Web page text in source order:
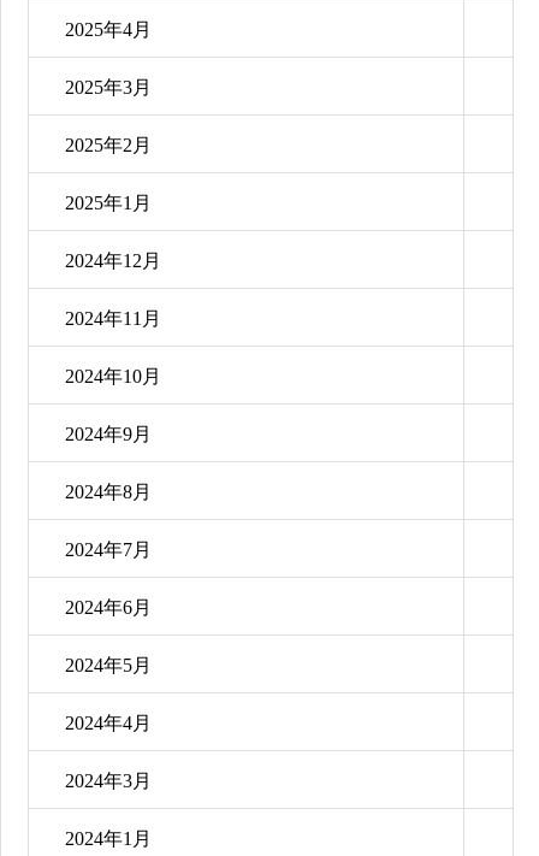
2025年4月
2025年3月
2025年2月
2025年1月
2024年12月
2024年11月
2024年10月
2024年9月
2024年8月
2024年7月
2024年6月
2024年5月
2024年4月
2024年3月
2024年1月